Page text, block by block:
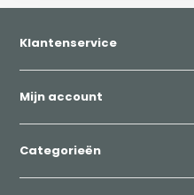
Klantenservice
Mijn account
Categorieën